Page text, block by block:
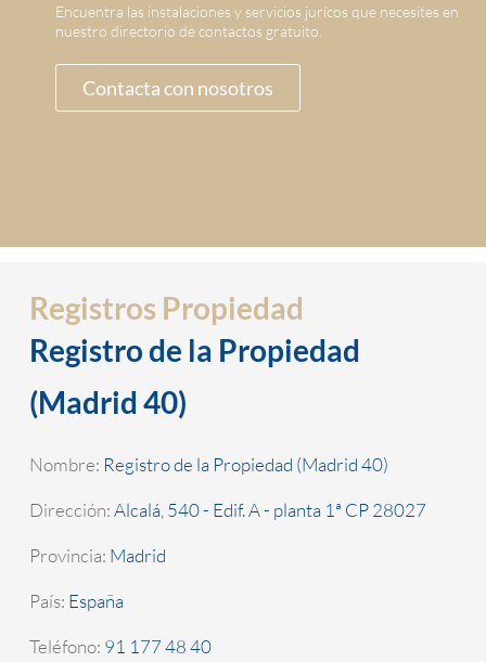
Encuentra las instalaciones y servicios jurícos que necesites en
nuestro directorio de contactos gratuito.
Contacta con nosotros
Registros Propiedad
Registro de la Propiedad
(Madrid 40)
Nombre: Registro de la Propiedad (Madrid 40)
Dirección:Alcalá, 540 - Edif. A - planta 1ª CP 28027
Provincia: Madrid
País: España
Teléfono: 91 177 48 40